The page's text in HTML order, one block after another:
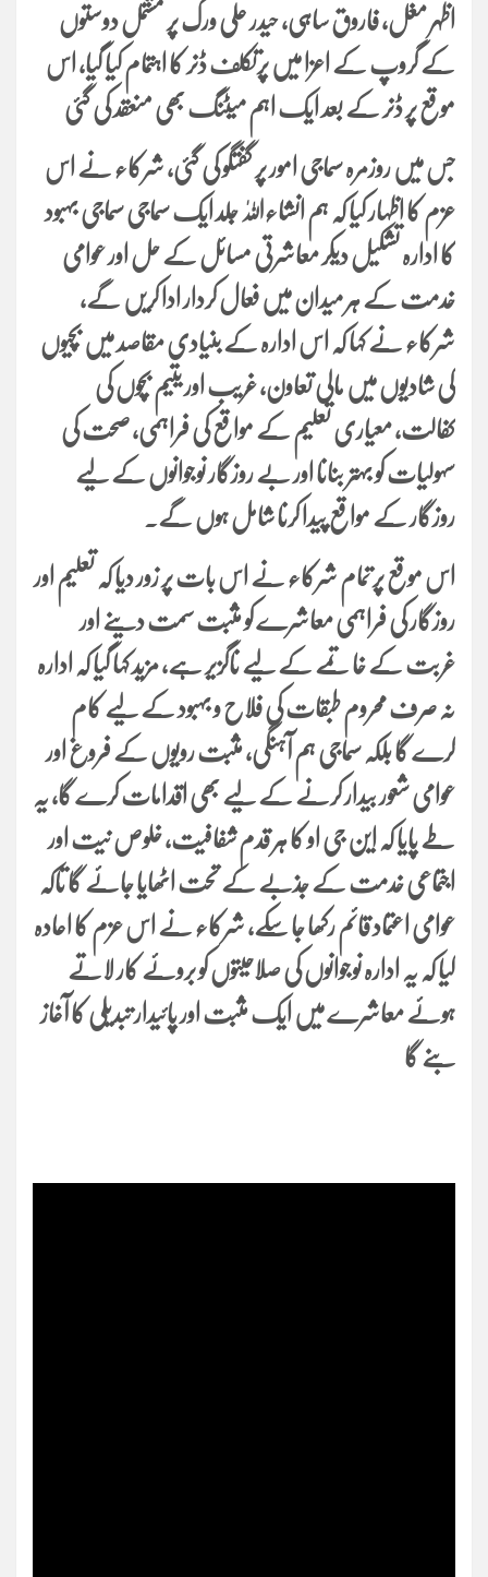
اظہر مغل، فاروق ساہی، حیدر علی ورک پر مشتمل دوستوں
کے گروپ کے اعزا میں پرتکلف ڈنر کا اہتمام کیا گیا، اس
موقع پر ڈنر کے بعد ایک اہم میٹنگ بھی منعقد کی گئی
جس میں روزمرہ سماجی امور پر گفتگو کی گئی، شرکاء نے اس
عزم کا اظہار کیا کہ ہم انشاءاللٰہ جلد ایک سماجی سماجی بہبود
کا ادارہ تشکیل دیکر معاشرتی مسائل کے حل اور عوامی
خدمت کے ہر میدان میں فعال کردار ادا کریں گے،
شرکاء نے کہا کہ اس ادارہ کے بنیادی مقاصد میں بچیوں
کی شادیوں میں مالی تعاون، غریب اور یتیم بچوں کی
کفالت، معیاری تعلیم کے مواقع کی فراہمی، صحت کی
سہولیات کو بہتر بنانا اور بے روزگار نوجوانوں کے لیے
روزگار کے مواقع پیدا کرنا شامل ہوں گے۔
اس موقع پر تمام شرکاء نے اس بات پر زور دیا کہ تعلیم اور
روزگار کی فراہمی معاشرے کو مثبت سمت دینے اور
غربت کے خاتمے کے لیے ناگزیر ہے، مزید کہا گیا کہ ادارہ
نہ صرف محروم طبقات کی فلاح و بہبود کے لیے کام
کرے گا بلکہ سماجی ہم آہنگی، مثبت رویوں کے فروغ اور
عوامی شعور بیدار کرنے کے لیے بھی اقدامات کرے گا، یہ
طے پایا کہ این جی او کا ہر قدم شفافیت، خلوص نیت اور
اجتماعی خدمت کے جذبے کے تحت اٹھایا جائے گا تاکہ
عوامی اعتماد قائم رکھا جا سکے، شرکاء نے اس عزم کا اعادہ
کیا کہ یہ ادارہ نوجوانوں کی صلاحیتوں کو بروئے کار لاتے
ہوئے معاشرے میں ایک مثبت اور پائیدار تبدیلی کا آغاز
بنے گا